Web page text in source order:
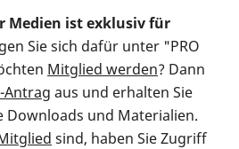
Medien ist exklusiv für
Sie sich dafür unter "PRO
Mitglied werden? Dann
Antrag aus und erhalten Sie
und Materialien.
sind, haben Sie Zugriff